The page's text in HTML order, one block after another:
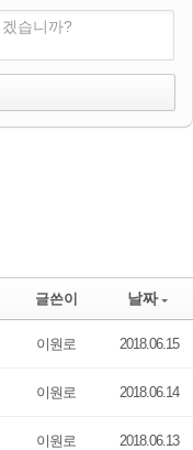
습니까?
글쓴이 날짜
이원로 2018.06.15
이원로 2018.06.14
이원로 2018.06.13